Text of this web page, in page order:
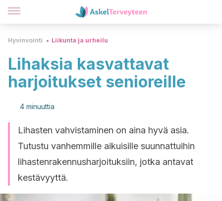
Hyvinvointi Liikunta ja urheilu
Lihaksia kasvattavat
harjoitukset senioreille
4 minuuttia
Lihasten vahvistaminen on aina hyvä asia.
Tutustu vanhemmille aikuisille suunnattuihin
lihastenrakennusharjoituksiin, jotka antavat
kestävyyttä.